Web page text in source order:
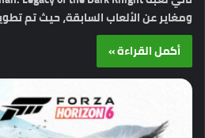
ومغاير عن الألعاب السابقة، حيث تم
أكمل القراءة »